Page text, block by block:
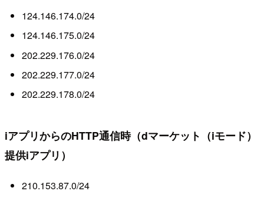
124.146.174.0/24
124.146.175.0/24
202.229.176.0/24
202.229.177.0/24
202.229.178.0/24
iアプリからのHTTP通信時（dマーケット（iモード）
提供iアプリ）
210.153.87.0/24